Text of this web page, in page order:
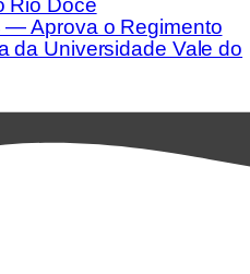
— Aprova o Regimento
da Universidade Vale do